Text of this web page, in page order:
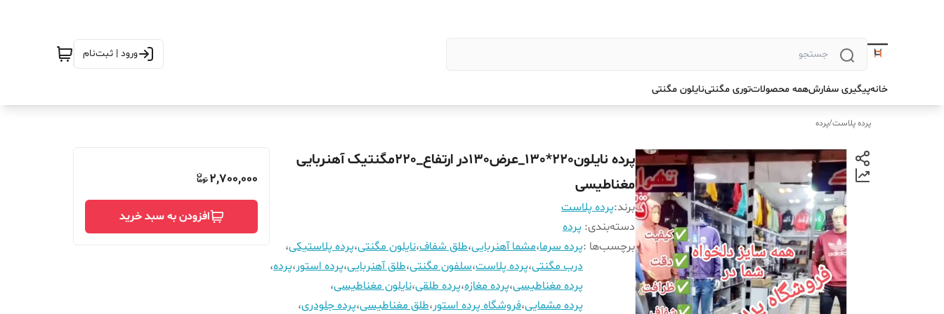
ورود | ثبت‌نام
خانهپیگیری سفارشهمه محصولاتتوری مگنتینایلون مگنتی
پرده پلاست/پرده
پرده نایلون220*130_عرض130در ارتفاع_220مگنتیک آهنربایی
مغناطیسی
برند:پرده پلاست
دسته‌بندی: پرده
برچسب‌ها :پرده سرما،مشما آهنربایی،طلق شفاف،نایلون مگنتی،پرده پلاستیکی،
درب مگنتی،پرده پلاست،سلفون مگنتی،طلق آهنربایی،پرده استور،پرده،
پرده مغناطیسی،پرده مغازه،پرده طلقی،نایلون مغناطیسی،
پرده مشمایی،فروشگاه پرده استور،طلق مغناطیسی،پرده جلودری،
2,700,000
افزودن به سبد خرید